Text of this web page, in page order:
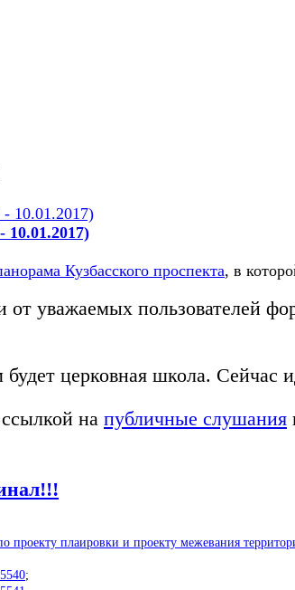
Кузбасского проспекта, в
уважаемых пользователей
церковная школа. Сейчас
на публичные слушания
проекту плаировки и проекту межевания
;